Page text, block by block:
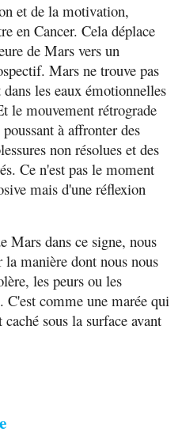
et de la motivation,
en Cancer. Cela déplace
de Mars vers un
Mars ne trouve pas
les eaux émotionnelles
le mouvement rétrograde
à affronter des
non résolues et des
Ce n'est pas le moment
mais d'une réflexion
Mars dans ce signe, nous
la manière dont nous nous
les peurs ou les
C'est comme une marée qui
sous la surface avant